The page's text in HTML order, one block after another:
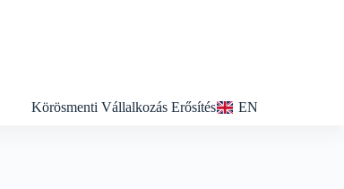
Körösmenti Vállalkozás Erősítés EN